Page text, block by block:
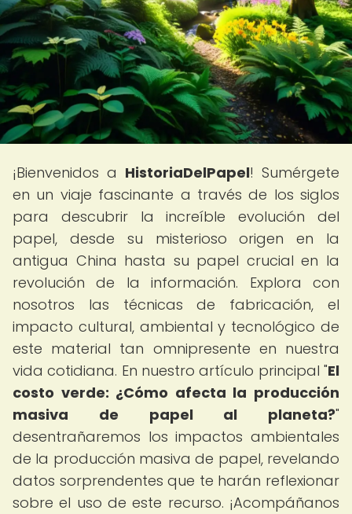
¡Bienvenidos a HistoriaDelPapel! Sumérgete
en un viaje fascinante a través de los siglos
para descubrir la increíble evolución del
papel, desde su misterioso origen en la
antigua China hasta su papel crucial en la
revolución de la información. Explora con
nosotros las técnicas de fabricación, el
impacto cultural, ambiental y tecnológico de
este material tan omnipresente en nuestra
vida cotidiana. En nuestro artículo principal "El
costo verde: ¿Cómo afecta la producción
masiva de papel al planeta?"
desentrañaremos los impactos ambientales
de la producción masiva de papel, revelando
datos sorprendentes que te harán reflexionar
sobre el uso de este recurso. ¡Acompáñanos